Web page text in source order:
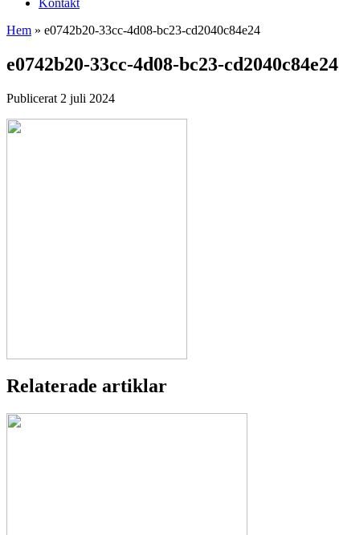
Kontakt
Hem » e0742b20-33cc-4d08-bc23-cd2040c84e24
e0742b20-33cc-4d08-bc23-cd2040c84e24
Publicerat 2 juli 2024
Relaterade artiklar